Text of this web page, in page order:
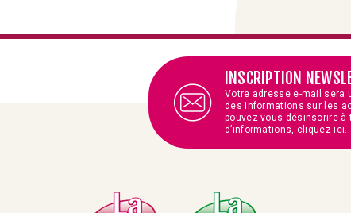
INSCRIPTION
Votre adresse e-mail sera
des informations sur les
pouvez vous désinscrire à
d’informations, cliquez ici.